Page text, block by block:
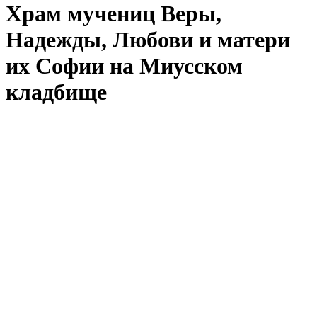
Храм мучениц Веры,
Надежды, Любови и матери
их Софии на Миусском
кладбище